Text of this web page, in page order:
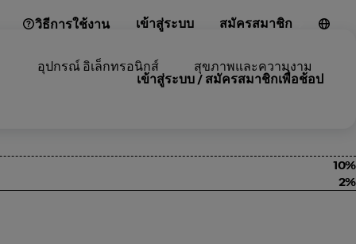
วิธีการใช้งาน เข้าสู่ระบบ สมัครสมาชิก
อุปกรณ์ อิเล็กทรอนิกส์ สุขภาพและความงาม
เข้าสู่ระบบ / สมัครสมาชิกเพื่อช้อป
10%
2%